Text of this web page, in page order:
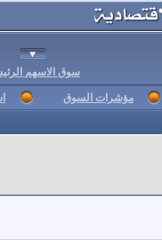
سوق الاسهم
مؤشرات السوق